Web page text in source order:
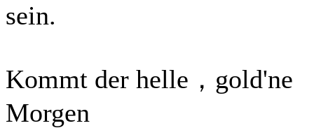
sein.
Kommt der helle，gold'ne
Morgen